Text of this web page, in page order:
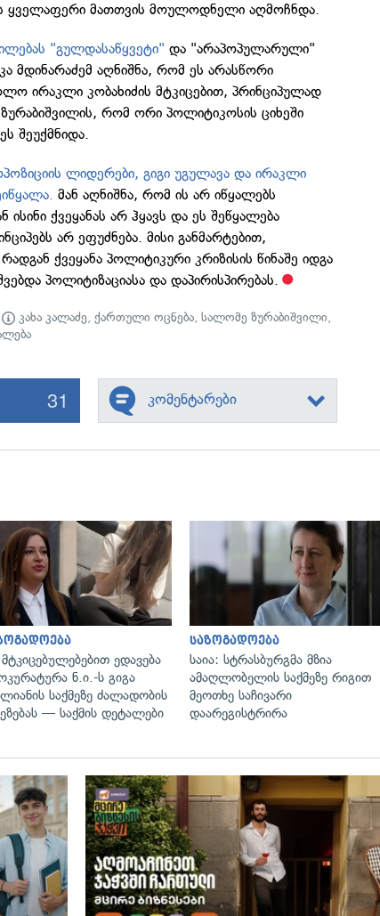
ყველაფერი მათთვის მოულოდნელი აღმოჩნდა.
"გულდასაწყვეტი" და "არაპოპულარული"
მდინარაძემ აღნიშნა, რომ ეს არასწორი
ირაკლი კობახიძის მტკიცებით, პრინციპულად
რომ ორი პოლიტიკოსის ციხეში
შეუქმნიდა.
ლიდერები, გიგი უგულავა და ირაკლი
მან აღნიშნა, რომ ის არ იწყალებს
ქვეყანას არ ჰყავს და ეს შეწყალება
არ ეფუძნება. მისი განმარტებით,
ქვეყანა პოლიტიკური კრიზისის წინაშე იდგა
პოლიტიზაციასა და დაპირისპირებას.
კახა კალაძე,ქართული ოცნება,სალომე ზურაბიშვილი,
31 კომენტარები
გადახედვა
ედავება
ნ.ი.-ს გიგა
საქმეზე ძალადობის
— საქმის დეტალები
საზოგადოება
საია: სტრასბურგმა მზია
ამაღლობელის საქმეზე რიგით
მეოთხე საჩივარი
დაარეგისტრირა